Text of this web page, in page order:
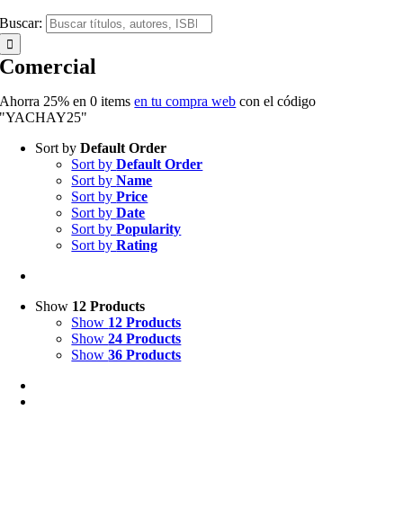
Buscar:
Comercial
Ahorra 25% en0 items en tu compra web con el código
"YACHAY25"
Sort byDefault Order
Sort byDefault Order
Sort byName
Sort byPrice
Sort byDate
Sort byPopularity
Sort byRating
Show 12 Products
Show 12 Products
Show24 Products
Show36 Products